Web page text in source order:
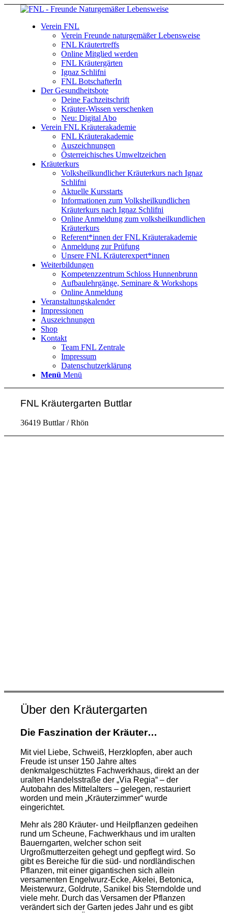
Verein FNL
Verein Freunde naturgemäßer Lebensweise
FNL Kräutertreffs
Online Mitglied werden
FNL Kräutergärten
Ignaz Schlifni
FNL BotschafterIn
Der Gesundheitsbote
Deine Fachzeitschrift
Kräuter-Wissen verschenken
Neu: Digital Abo
Verein FNL Kräuterakademie
FNL Kräuterakademie
Auszeichnungen
Österreichisches Umweltzeichen
Kräuterkurs
Volksheilkundlicher Kräuterkurs nach Ignaz
Schlifni
Aktuelle Kursstarts
Informationen zum Volksheilkundlichen
Kräuterkurs nach Ignaz Schlifni
Online Anmeldung zum volksheilkundlichen
Kräuterkurs
Referent*innen der FNL Kräuterakademie
Anmeldung zur Prüfung
Unsere FNL Kräuterexpert*innen
Weiterbildungen
Kompetenzzentrum Schloss Hunnenbrunn
Aufbaulehrgänge, Seminare & Workshops
Online Anmeldung
Veranstaltungskalender
Impressionen
Auszeichnungen
Shop
Kontakt
Team FNL Zentrale
Impressum
Datenschutzerklärung
Menü Menü
FNL Kräutergarten Buttlar
36419 Buttlar / Rhön
Über den Kräutergarten
Die Faszination der Kräuter…
Mit viel Liebe, Schweiß, Herzklopfen, aber auch
Freude ist unser 150 Jahre altes
denkmalgeschütztes Fachwerkhaus, direkt an der
uralten Handelsstraße der „Via Regia“ – der
Autobahn des Mittelalters – gelegen, restauriert
worden und mein „Kräuterzimmer“ wurde
eingerichtet.
Mehr als 280 Kräuter- und Heilpflanzen gedeihen
rund um Scheune, Fachwerkhaus und im uralten
Bauerngarten, welcher schon seit
Urgroßmutterzeiten gehegt und gepflegt wird. So
gibt es Bereiche für die süd- und nordländischen
Pflanzen, mit einer gigantischen sich allein
versamenten Engelwurz-Ecke, Akelei, Betonica,
Meisterwurz, Goldrute, Sanikel bis Sterndolde und
viele mehr. Durch das Versamen der Pflanzen
verändert sich der Garten jedes Jahr und es gibt